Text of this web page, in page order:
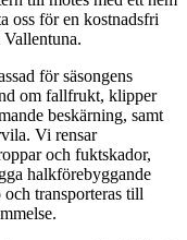
oss för en kostnadsfri
för säsongens
om fallfrukt, klipper
beskärning, samt
Vi rensar
och fuktskador,
halkförebyggande
transporteras till